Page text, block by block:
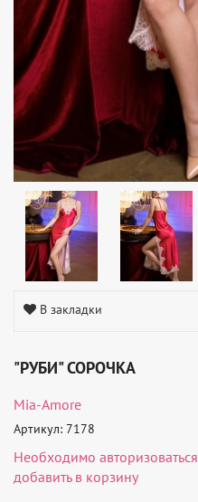
В закладки
"РУБИ" СОРОЧКА
Mia-Amore
Артикул: 7178
Необходимо авторизоваться
добавить в корзину